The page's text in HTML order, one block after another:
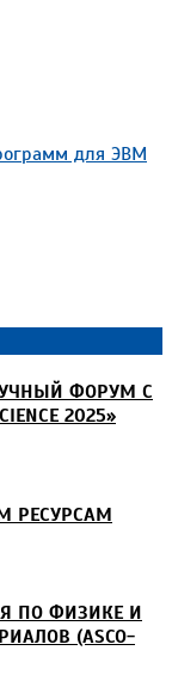
для ЭВМ
ФОРУМ С
2025»
РЕСУРСАМ
ПО ФИЗИКЕ И
(ASCO-